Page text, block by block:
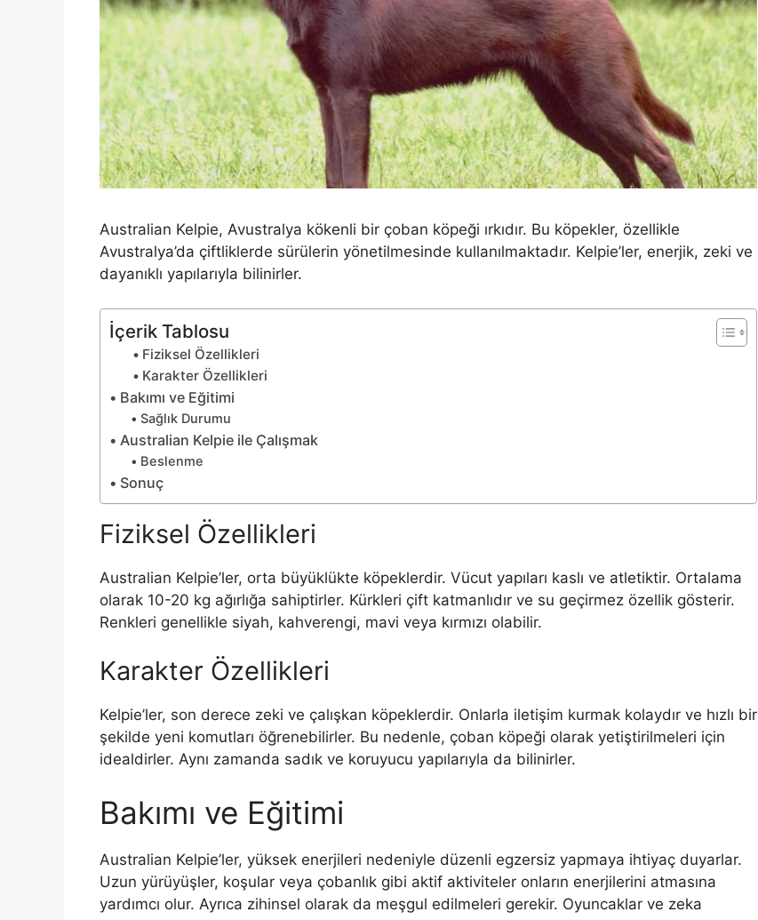
Australian Kelpie, Avustralya kökenli bir çoban köpeği ırkıdır. Bu köpekler, özellikle
Avustralya’da çiftliklerde sürülerin yönetilmesinde kullanılmaktadır. Kelpie’ler, enerjik, zeki ve
dayanıklı yapılarıyla bilinirler.
İçerik Tablosu
Fiziksel Özellikleri
Karakter Özellikleri
Bakımı ve Eğitimi
Sağlık Durumu
Australian Kelpie ile Çalışmak
Beslenme
Sonuç
Fiziksel Özellikleri
Australian Kelpie’ler, orta büyüklükte köpeklerdir. Vücut yapıları kaslı ve atletiktir. Ortalama
olarak 10-20 kg ağırlığa sahiptirler. Kürkleri çift katmanlıdır ve su geçirmez özellik gösterir.
Renkleri genellikle siyah, kahverengi, mavi veya kırmızı olabilir.
Karakter Özellikleri
Kelpie’ler, son derece zeki ve çalışkan köpeklerdir. Onlarla iletişim kurmak kolaydır ve hızlı bir
şekilde yeni komutları öğrenebilirler. Bu nedenle, çoban köpeği olarak yetiştirilmeleri için
idealdirler. Aynı zamanda sadık ve koruyucu yapılarıyla da bilinirler.
Bakımı ve Eğitimi
Australian Kelpie’ler, yüksek enerjileri nedeniyle düzenli egzersiz yapmaya ihtiyaç duyarlar.
Uzun yürüyüşler, koşular veya çobanlık gibi aktif aktiviteler onların enerjilerini atmasına
yardımcı olur. Ayrıca zihinsel olarak da meşgul edilmeleri gerekir. Oyuncaklar ve zeka